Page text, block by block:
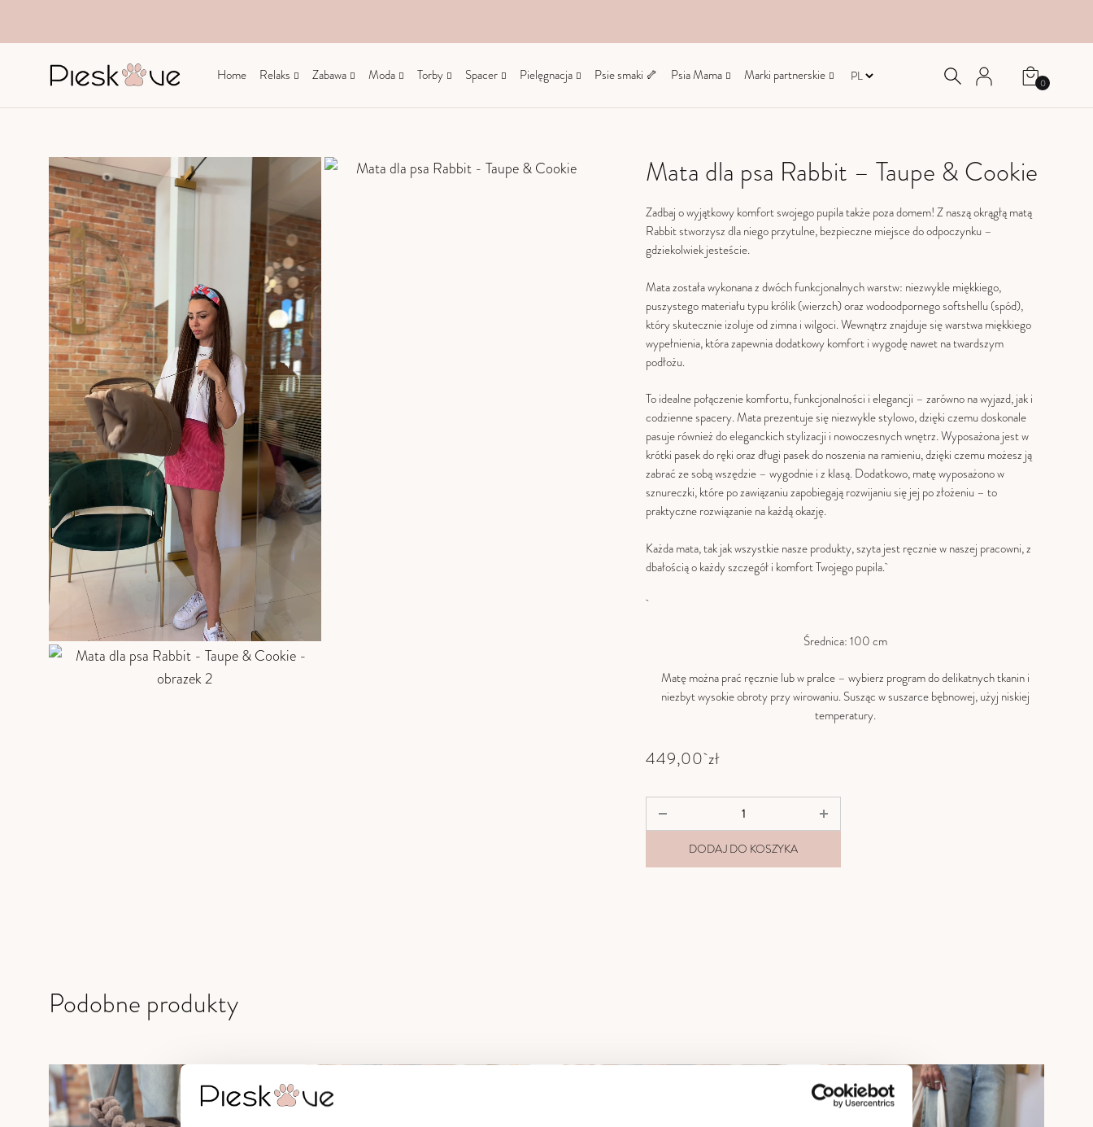
dla
zwierząt
Home Relaks Zabawa Moda Torby Spacer Pielęgnacja Psie smaki 🦴 Psia Mama Marki partnerskie 0
Mata dla psa Rabbit – Taupe & Cookie
Zadbaj o wyjątkowy komfort swojego pupila także poza domem! Z naszą okrągłą matą
Rabbit stworzysz dla niego przytulne, bezpieczne miejsce do odpoczynku –
gdziekolwiek jesteście.
Mata została wykonana z dwóch funkcjonalnych warstw: niezwykle miękkiego,
puszystego materiału typu królik (wierzch) oraz wodoodpornego softshellu (spód),
który skutecznie izoluje od zimna i wilgoci. Wewnątrz znajduje się warstwa miękkiego
wypełnienia, która zapewnia dodatkowy komfort i wygodę nawet na twardszym
podłożu.
To idealne połączenie komfortu, funkcjonalności i elegancji – zarówno na wyjazd, jak i
codzienne spacery. Mata prezentuje się niezwykle stylowo, dzięki czemu doskonale
pasuje również do eleganckich stylizacji i nowoczesnych wnętrz. Wyposażona jest w
krótki pasek do ręki oraz długi pasek do noszenia na ramieniu, dzięki czemu możesz ją
zabrać ze sobą wszędzie – wygodnie i z klasą. Dodatkowo, matę wyposażono w
sznureczki, które po zawiązaniu zapobiegają rozwijaniu się jej po złożeniu – to
praktyczne rozwiązanie na każdą okazję.
Każda mata, tak jak wszystkie nasze produkty, szyta jest ręcznie w naszej pracowni, z
dbałością o każdy szczegół i komfort Twojego pupila.
Średnica: 100 cm
Matę można prać ręcznie lub w pralce – wybierz program do delikatnych tkanin i
niezbyt wysokie obroty przy wirowaniu. Susząc w suszarce bębnowej, użyj niskiej
temperatury.
449,00zł
DODAJ DO KOSZYKA
Podobne produkty